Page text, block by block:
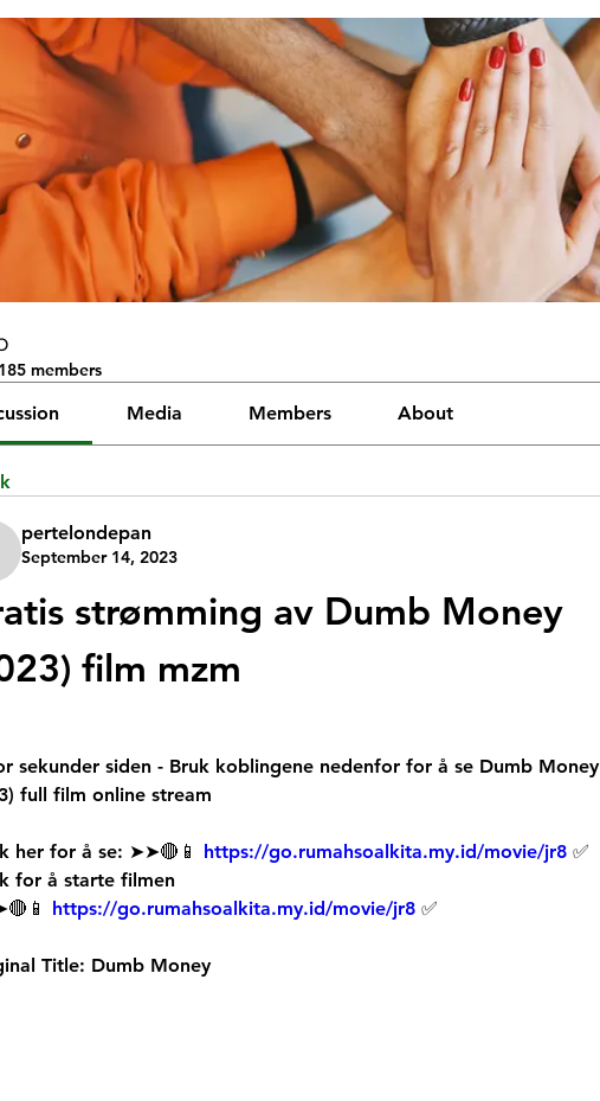
185 members
Media Members About
pertelondepan
September 14, 2023
strømming av Dumb Money
film mzm
sekunder siden - Bruk koblingene nedenfor for å se Dumb Money
full film online stream
her for å se: ➤➤🔴📱 https://go.rumahsoalkita.my.id/movie/jr8 ✅
for å starte filmen
https://go.rumahsoalkita.my.id/movie/jr8 ✅
Title: Dumb Money